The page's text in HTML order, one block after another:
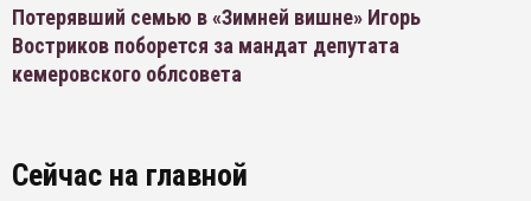
Потерявший семью в «Зимней вишне» Игорь
Востриков поборется за мандат депутата
кемеровского облсовета
Сейчас на главной